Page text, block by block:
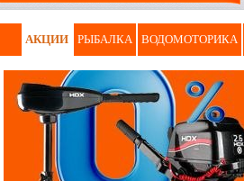
АКЦИИ РЫБАЛКА ВОДОМОТОРИКА